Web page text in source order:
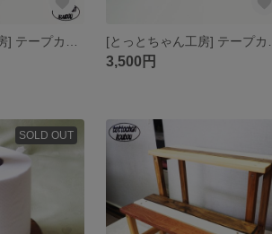
3,500円
SOLD OUT